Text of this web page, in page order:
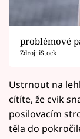
problémové
Zdroj: iStock
Ustrnout na
cítíte, že cvik
posilovacím
těla do